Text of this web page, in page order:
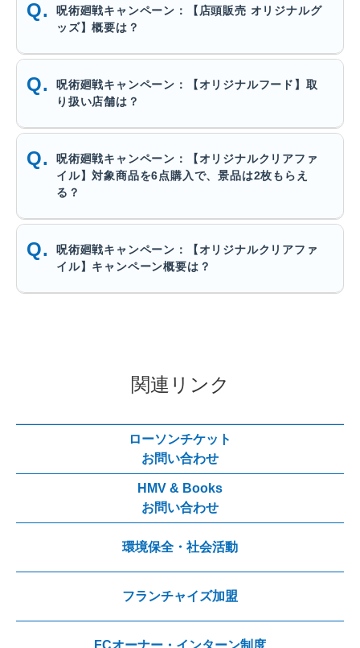
呪術廻戦キャンペーン：【店頭販売 オリジナルグ
ッズ】概要は？
呪術廻戦キャンペーン：【オリジナルフード】取
り扱い店舗は？
呪術廻戦キャンペーン：【オリジナルクリアファ
イル】対象商品を6点購入で、景品は2枚もらえ
る？
呪術廻戦キャンペーン：【オリジナルクリアファ
イル】キャンペーン概要は？
関連リンク
ローソンチケット
お問い合わせ
HMV & Books
お問い合わせ
環境保全・社会活動
フランチャイズ加盟
FCオーナー・インターン制度